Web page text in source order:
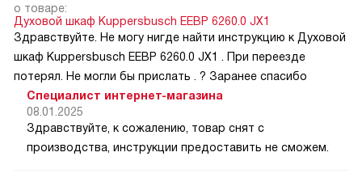
о товаре:
Духовой шкаф Kuppersbusch EEBP 6260.0 JX1
Здравствуйте. Не могу нигде найти инструкцию к Духовой
шкаф Kuppersbusch EEBP 6260.0 JX1 . При переезде
потерял. Не могли бы прислать . ? Заранее спасибо
Специалист интернет-магазина
08.01.2025
Здравствуйте, к сожалению, товар снят с
производства, инструкции предоставить не сможем.